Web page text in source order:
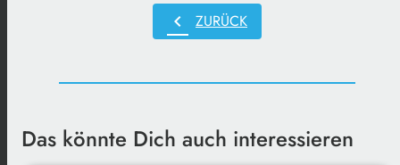
chevron_left ZURÜCK
Das könnte Dich auch interessieren